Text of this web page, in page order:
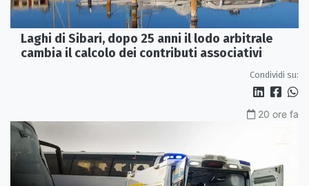
Laghi di Sibari, dopo 25 anni il lodo arbitrale
cambia il calcolo dei contributi associativi
Condividi su:
20 ore fa